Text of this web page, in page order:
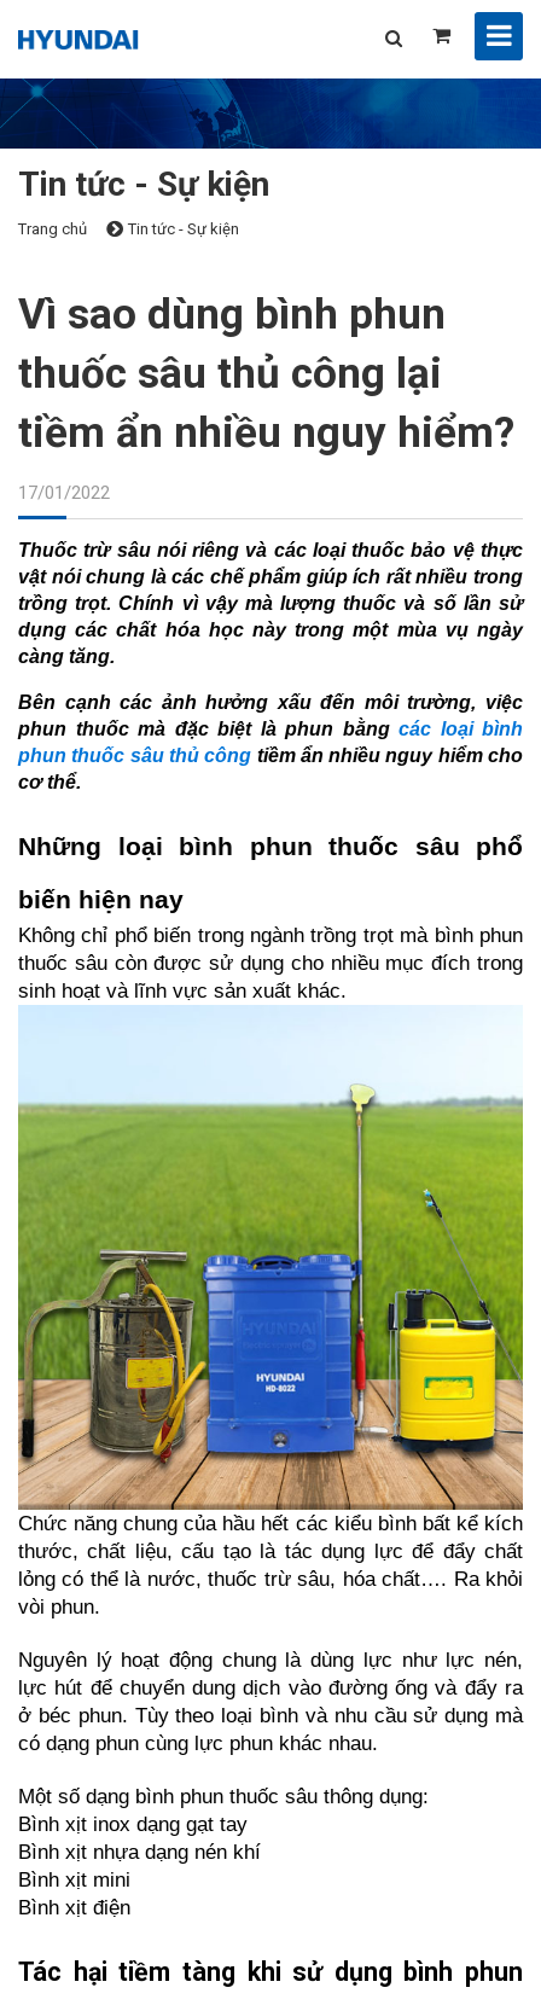
Tin tức - Sự kiện
Trang chủ Tin tức - Sự kiện
Vì sao dùng bình phun
thuốc sâu thủ công lại
tiềm ẩn nhiều nguy hiểm?
17/01/2022
Thuốc trừ sâu nói riêng và các loại thuốc bảo vệ thực
vật nói chung là các chế phẩm giúp ích rất nhiều trong
trồng trọt. Chính vì vậy mà lượng thuốc và số lần sử
dụng các chất hóa học này trong một mùa vụ ngày
càng tăng.
Bên cạnh các ảnh hưởng xấu đến môi trường, việc
phun thuốc mà đặc biệt là phun bằng các loại bình
phun thuốc sâu thủ công tiềm ẩn nhiều nguy hiểm cho
cơ thể.
Những loại bình phun thuốc sâu phổ
biến hiện nay
Không chỉ phổ biến trong ngành trồng trọt mà bình phun
thuốc sâu còn được sử dụng cho nhiều mục đích trong
sinh hoạt và lĩnh vực sản xuất khác.
Chức năng chung của hầu hết các kiểu bình bất kể kích
thước, chất liệu, cấu tạo là tác dụng lực để đẩy chất
lỏng có thể là nước, thuốc trừ sâu, hóa chất…. Ra khỏi
vòi phun.
Nguyên lý hoạt động chung là dùng lực như lực nén,
lực hút để chuyển dung dịch vào đường ống và đẩy ra
ở béc phun. Tùy theo loại bình và nhu cầu sử dụng mà
có dạng phun cùng lực phun khác nhau.
Một số dạng bình phun thuốc sâu thông dụng:
Bình xịt inox dạng gạt tay
Bình xịt nhựa dạng nén khí
Bình xịt mini
Bình xịt điện
Tác hại tiềm tàng khi sử dụng bình phun